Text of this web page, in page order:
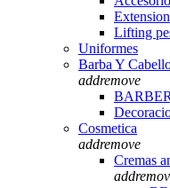
Lifting
Uniformes
Barba Y
addremove
Cosmetica
addremove
Cremas
add